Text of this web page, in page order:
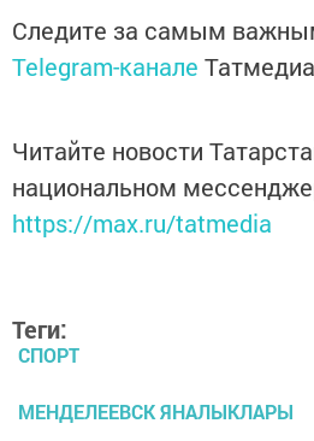
Следите за самым
Telegram-канале Татмедиа
Читайте новости
национальном
https://max.ru/tatmedia
Теги:
СПОРТ
МЕНДЕЛЕЕВСК ЯНАЛЫКЛАРЫ